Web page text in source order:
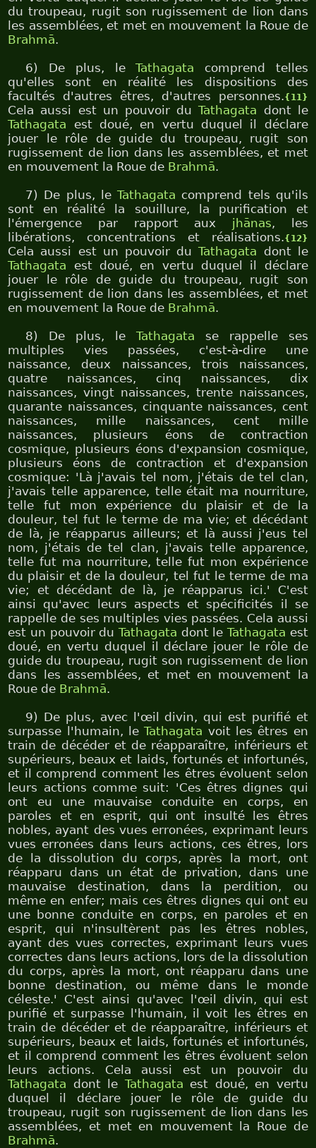
du troupeau, rugit son rugissement de lion dans
les assemblées, et met en mouvement la Roue de
Brahmā.
6) De plus, leTathagata comprend telles
qu'elles sont en réalité les dispositions des
facultés d'autres êtres, d'autres personnes.{11}
Cela aussi est un pouvoir duTathagata dont le
Tathagata est doué, en vertu duquel il déclare
jouer le rôle de guide du troupeau, rugit son
rugissement de lion dans les assemblées, et met
en mouvement la Roue de Brahmā.
7) De plus, leTathagata comprend tels qu'ils
sont en réalité la souillure, la purification et
l'émergence par rapport aux jhānas, les
libérations, concentrations et réalisations.{12}
Cela aussi est un pouvoir duTathagata dont le
Tathagata est doué, en vertu duquel il déclare
jouer le rôle de guide du troupeau, rugit son
rugissement de lion dans les assemblées, et met
en mouvement la Roue de Brahmā.
8) De plus, le Tathagata se rappelle ses
multiples vies passées, c'est-à-dire une
naissance, deux naissances, trois naissances,
quatre naissances, cinq naissances, dix
naissances, vingt naissances, trente naissances,
quarante naissances, cinquante naissances, cent
naissances, mille naissances, cent mille
naissances, plusieurs éons de contraction
cosmique, plusieurs éons d'expansion cosmique,
plusieurs éons de contraction et d'expansion
cosmique: 'Là j'avais tel nom, j'étais de tel clan,
j'avais telle apparence, telle était ma nourriture,
telle fut mon expérience du plaisir et de la
douleur, tel fut le terme de ma vie; et décédant
de là, je réapparus ailleurs; et là aussi j'eus tel
nom, j'étais de tel clan, j'avais telle apparence,
telle fut ma nourriture, telle fut mon expérience
du plaisir et de la douleur, tel fut le terme de ma
vie; et décédant de là, je réapparus ici.' C'est
ainsi qu'avec leurs aspects et spécificités il se
rappelle de ses multiples vies passées. Cela aussi
est un pouvoir du Tathagata dont leTathagata est
doué, en vertu duquel il déclare jouer le rôle de
guide du troupeau, rugit son rugissement de lion
dans les assemblées, et met en mouvement la
Roue de Brahmā.
9) De plus, avec l'œil divin, qui est purifié et
surpasse l'humain, leTathagata voit les êtres en
train de décéder et de réapparaître, inférieurs et
supérieurs, beaux et laids, fortunés et infortunés,
et il comprend comment les êtres évoluent selon
leurs actions comme suit: 'Ces êtres dignes qui
ont eu une mauvaise conduite en corps, en
paroles et en esprit, qui ont insulté les êtres
nobles, ayant des vues erronées, exprimant leurs
vues erronées dans leurs actions, ces êtres, lors
de la dissolution du corps, après la mort, ont
réapparu dans un état de privation, dans une
mauvaise destination, dans la perdition, ou
même en enfer; mais ces êtres dignes qui ont eu
une bonne conduite en corps, en paroles et en
esprit, qui n'insultèrent pas les êtres nobles,
ayant des vues correctes, exprimant leurs vues
correctes dans leurs actions, lors de la dissolution
du corps, après la mort, ont réapparu dans une
bonne destination, ou même dans le monde
céleste.' C'est ainsi qu'avec l'œil divin, qui est
purifié et surpasse l'humain, il voit les êtres en
train de décéder et de réapparaître, inférieurs et
supérieurs, beaux et laids, fortunés et infortunés,
et il comprend comment les êtres évoluent selon
leurs actions. Cela aussi est un pouvoir du
Tathagata dont le Tathagata est doué, en vertu
duquel il déclare jouer le rôle de guide du
troupeau, rugit son rugissement de lion dans les
assemblées, et met en mouvement la Roue de
Brahmā.